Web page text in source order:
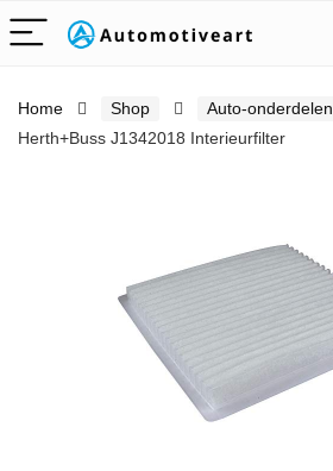
Home Shop Auto-onderdelen
Herth+Buss J1342018 Interieurfilter